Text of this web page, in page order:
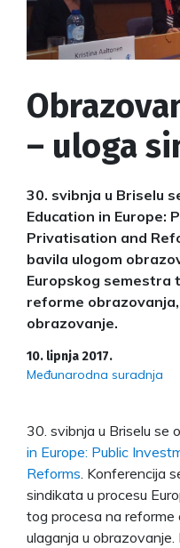
– uloga
30. svibnja u Briselu
Education in Europe:
Privatisation and
bavila ulogom
Europskog semestra
reforme
obrazovanje.
10. lipnja 2017.
Međunarodna suradnja
30. svibnja u Briselu se
in Europe: Public
Reforms . Konferencija
sindikata u procesu
tog procesa na reforme
ulaganja u